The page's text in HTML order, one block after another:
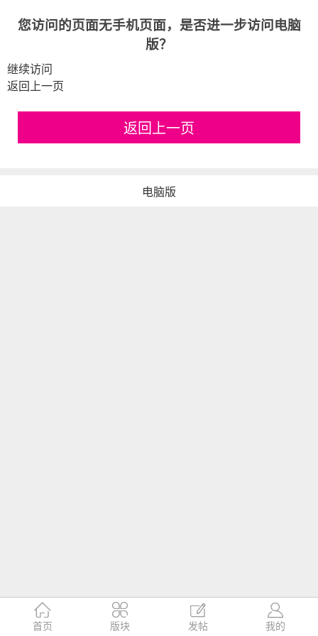
您访问的页面无手机页面，是否进一步访问电脑
版？
继续访问
返回上一页
返回上一页

首页

版块

发帖

我的
电脑版